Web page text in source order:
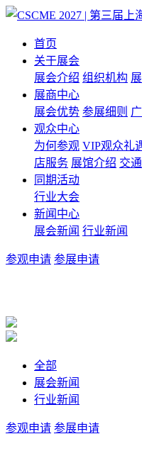
首页
关于展会
展会介绍 组织机构
展商中心
展会优势 参展细则
观众中心
为何参观 VIP观众礼
店服务 展馆介绍 交
同期活动
行业大会
新闻中心
展会新闻 行业新闻
参观申请 参展申请
全部
展会新闻
行业新闻
参观申请 参展申请